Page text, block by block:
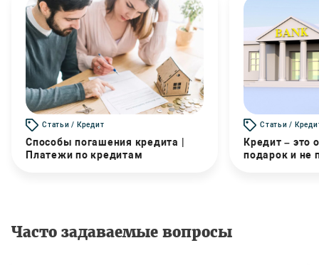
Статьи / Кредит
Способы погашения кредита |
Платежи по кредитам
Статьи /
Кредит – это
подарок и не
Часто задаваемые вопросы